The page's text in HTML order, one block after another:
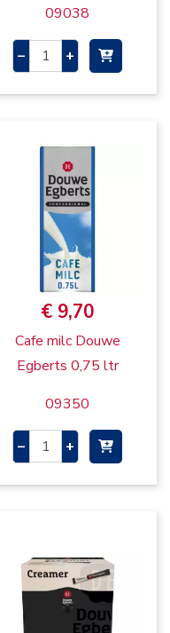
09038
– +
€ 9,70
Cafe milc Douwe
Egberts 0,75 ltr
09350
– +